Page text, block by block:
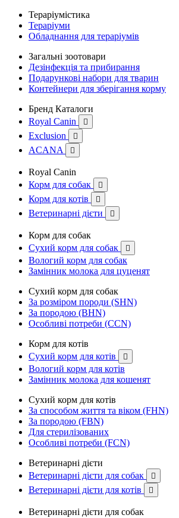
Тераріумістика
Тераріуми
Обладнання для тераріумів
Загальні зоотовари
Дезінфекція та прибирання
Подарункові набори для тварин
Контейнери для зберігання корму
Бренд Каталоги
Royal Canin

Exclusion 
ACANA 
Royal Canin
Корм для собак

Корм для котів 
Ветеринарні дієти 
Корм для собак
Сухий корм для собак

Вологий корм для собак
Замінник молока для цуценят
Сухий корм для собак
За розміром породи (SHN)
За породою (BHN)
Особливі потреби (CCN)
Корм для котів
Сухий корм для котів

Вологий корм для котів
Замінник молока для кошенят
Сухий корм для котів
За способом життя та віком (FHN)
За породою (FBN)
Для стерилізованих
Особливі потреби (FCN)
Ветеринарні дієти
Ветеринарні дієти для собак

Ветеринарні дієти для котів 
Ветеринарні дієти для собак